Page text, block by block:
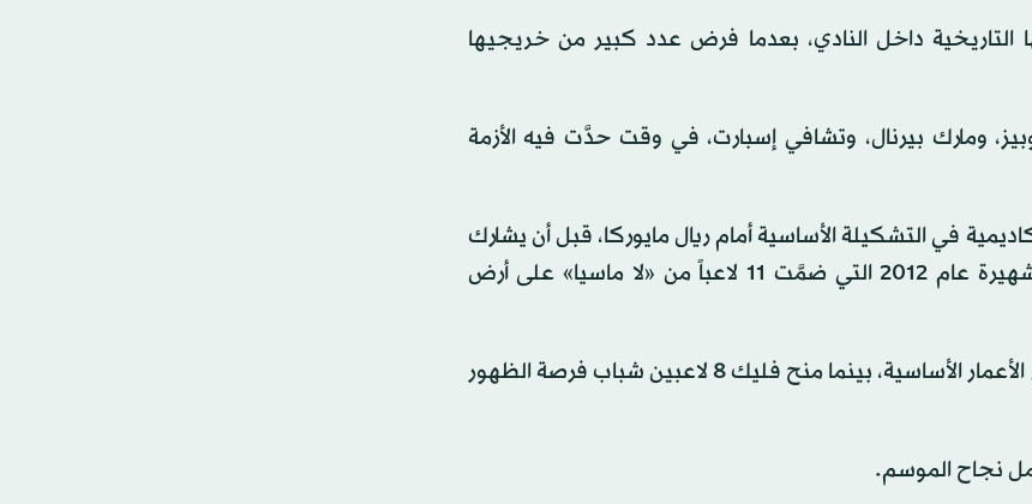
التاريخية داخل النادي، بعدما فرض عدد كبير من خريجيها
ومارك بيرنال، وتشافي إسبارت، في وقت حدَّت فيه الأزمة
في التشكيلة الأساسية أمام ريال مايوركا، قبل أن يشارك
لاعبان آخران من الدكة، في مشهد أعاد إلى الأذهان المباراة الشهيرة عام 2012 التي ضمَّت 11 لاعباً من «لا ماسيا» على أرض
وبات برشلونة هذا الموسم أصغر فرق الدوري الإسباني معدلاً في الأعمار الأساسية، بينما منح فليك 8 لاعبين شباب فرصة الظهور
نجاح الموسم.